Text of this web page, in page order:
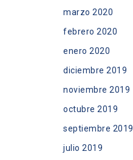
marzo 2020
febrero 2020
enero 2020
diciembre 2019
noviembre 2019
octubre 2019
septiembre 2019
julio 2019